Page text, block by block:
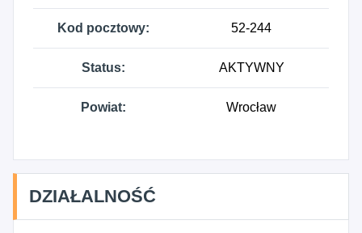
- Sprzedaż detaliczna drobnych wyrobów
metalowych, farb i szkła prowadzona w
wyspecjalizowanych sklepach, 7732Z - Wynajem i
dzierżawa maszyn i urządzeń budowlanych, 8121Z
- Niespecjalistyczne sprzątanie budynków i
obiektów przemysłowych, 9522Z - Naprawa i
2551Z - Nakładanie powłok na metale, 3100Z -
związane ze wznoszeniem budynków
mieszkalnych, 4100B - Roboty budowlane
Kod pocztowy: 52-244
Status: AKTYWNY
Powiat: Wrocław
DZIAŁALNOŚĆ